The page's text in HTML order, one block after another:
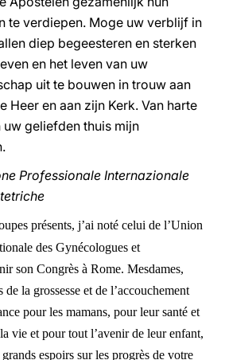
te verdiepen. Moge uw verblijf in
diep begeesteren en sterken
en het leven van uw
uit te bouwen in trouw aan
Heer en aan zijn Kerk. Van harte
uw geliefden thuis mijn
Professionale Internazionale
présents, j’ai noté celui de l’Union
des Gynécologues et
son Congrès à Rome. Mesdames,
la grossesse et de l’accouchement
pour les mamans, pour leur santé et
vie et pour tout l’avenir de leur enfant,
espoirs sur les progrès de votre